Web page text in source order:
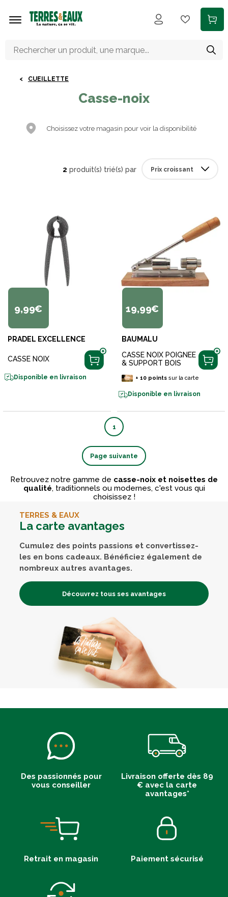
CUEILLETTE
Casse-noix
Choisissez votre magasin pour voir la disponibilité
2 produit(s) trié(s) par
9,99€
PRADEL EXCELLENCE
CASSE NOIX
Disponible en livraison
19,99€
BAUMALU
CASSE NOIX POIGNEE
& SUPPORT BOIS
+ 10pointssur la carte
Disponible en livraison
1
Page suivante
Retrouvez notre gamme de casse-noix et noisettes de
qualité, traditionnels ou modernes, c'est vous qui
choisissez !
TERRES & EAUX
La carte avantages
Cumulez des points passions et convertissez-
les en bons cadeaux. Bénéficiez également de
nombreux autres avantages.
Découvrez tous ses avantages
Des passionnés pour
vous conseiller
Livraison offerte dès 89
€ avec la carte
avantages*
Retrait en magasin Paiement sécurisé